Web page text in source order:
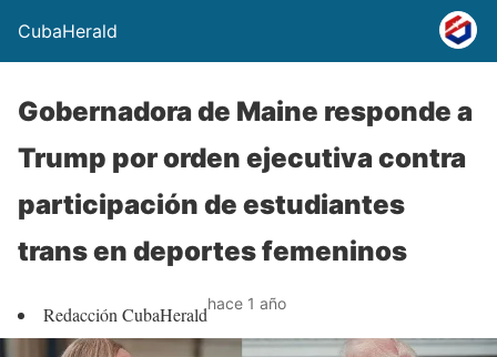
CubaHerald
Gobernadora de Maine responde a
Trump por orden ejecutiva contra
participación de estudiantes
trans en deportes femeninos
Redacción CubaHeraldhace 1 año